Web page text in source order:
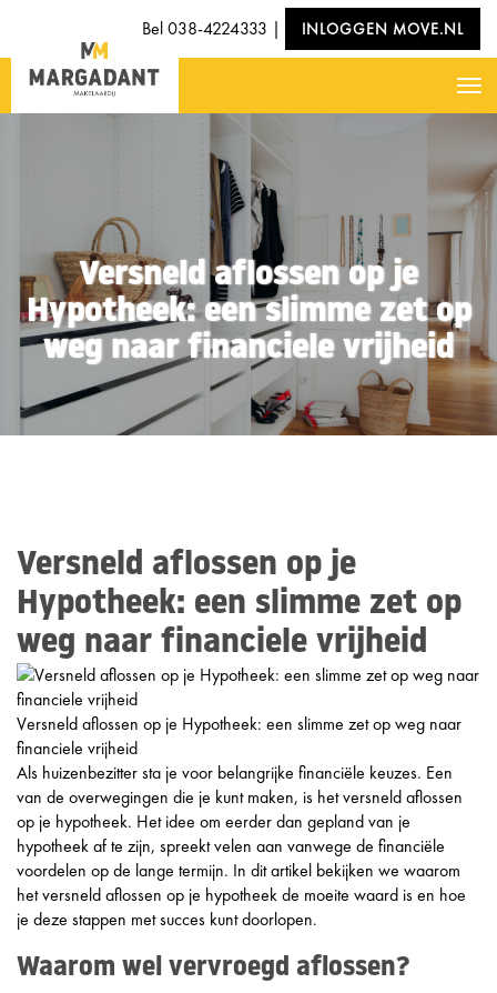
Bel038-4224333 | INLOGGEN MOVE.NL
Versneld aflossen op je
Hypotheek: een slimme zet op
weg naar financiele vrijheid
Versneld aflossen op je
Hypotheek: een slimme zet op
weg naar financiele vrijheid
Versneld aflossen op je Hypotheek: een slimme zet op weg naar
financiele vrijheid
Als huizenbezitter sta je voor belangrijke financiële keuzes. Een
van de overwegingen die je kunt maken, is het versneld aflossen
op je hypotheek. Het idee om eerder dan gepland van je
hypotheek af te zijn, spreekt velen aan vanwege de financiële
voordelen op de lange termijn. In dit artikel bekijken we waarom
het versneld aflossen op je hypotheek de moeite waard is en hoe
je deze stappen met succes kunt doorlopen.
Waarom wel vervroegd aflossen?